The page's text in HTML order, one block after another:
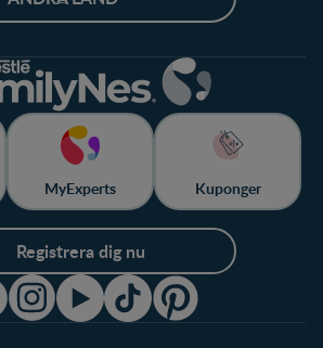
MyExperts Kuponger
Registrera dig nu